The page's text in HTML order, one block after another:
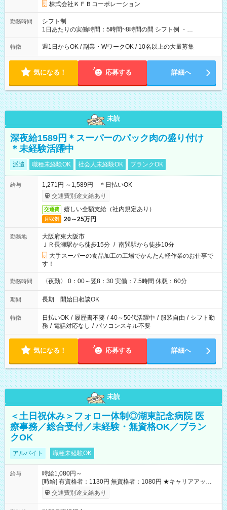
株式会社ＫＦＢコーポレーション
勤務時間
シフト制
1日あたりの実働時間：5時間~8時間の間 シフト例 ・
9:30~18:00 実働7.5時間 ・9:30~14:30 実働5時間 ・
16:00~21:30 実働5.5時間
特徴 週1日からOK / 副業・WワークOK / 10名以上の大量募集
気になる！ 応募する 詳細へ
未読
深夜給1589円＊スーパーのパック肉の盛り付け
＊未経験活躍中
派遣 職種未経験OK 社会人未経験OK ブランクOK
給与
1,271円 ～1,589円 ＊日払いOK
交通費別途支給あり
交通費 嬉しい全額支給（社内規定あり）
月収例 20～25万円
勤務地
大阪府東大阪市
ＪＲ長瀬駅から徒歩15分 / 南巽駅から徒歩10分
大手スーパーの食品加工の工場でかんたん軽作業のお仕事で
す！
勤務時間 〈夜勤〉 0：00～翌8：30 実働：7.5時間 休憩：60分
期間 長期 開始日相談OK
特徴 日払いOK / 履歴書不要 / 40～50代活躍中 / 服装自由 / シフト勤
務 / 電話対応なし / パソコンスキル不要
気になる！ 応募する 詳細へ
未読
＜土日祝休み＞フォロー体制◎湖東記念病院 医
療事務／総合受付／未経験・無資格OK／ブラン
クOK
アルバイト 職種未経験OK
給与
時給1,080円～
[時給] 有資格者：1130円 無資格者：1080円 ★キャリアアップ制
度あり 進級により給与がアップします！ 【試用期間】試用期間
あり 試用期間の長さ：3ヶ月 雇用形態、給与は本採用時と同じ
交通費別途支給あり